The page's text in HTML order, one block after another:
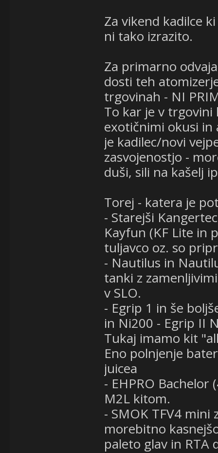
Za vikend kadilce
ni tako izrazito.
Za primarno
dosti teh
trgovinah - NI
To kar je v trgovini
exotičnimi okusi in
je kadilec/novi
zasvojenostjo -
duši, sili na kašelj
Torej - katera je
- Starejši
Kayfun (KF Lite in
tuljavco oz. so
- Nautilus in
tanki z
v SLO.
- Egrip 1 in še
in Ni200 - Egrip II
Tukaj imamo kit
Eno polnjenje
juicea
- EHPRO
M2L kitom.
- SMOK TFV4
morebitno
paleto glav in RTA